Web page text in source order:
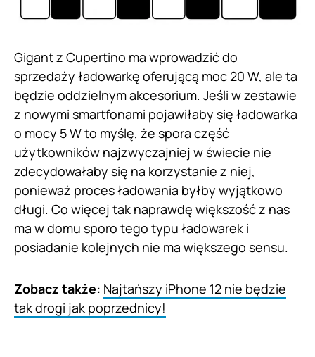
Gigant z Cupertino ma wprowadzić do
sprzedaży ładowarkę oferującą moc 20 W, ale ta
będzie oddzielnym akcesorium. Jeśli w zestawie
z nowymi smartfonami pojawiłaby się ładowarka
o mocy 5 W to myślę, że spora część
użytkowników najzwyczajniej w świecie nie
zdecydowałaby się na korzystanie z niej,
ponieważ proces ładowania byłby wyjątkowo
długi. Co więcej tak naprawdę większość z nas
ma w domu sporo tego typu ładowarek i
posiadanie kolejnych nie ma większego sensu.
Zobacz także: Najtańszy iPhone 12 nie będzie
tak drogi jak poprzednicy!